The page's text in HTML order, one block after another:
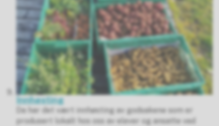
Innhøsting
Da har det vært innhøsting av godsakene som er
produsert lokalt hos oss av elever og ansatte ved